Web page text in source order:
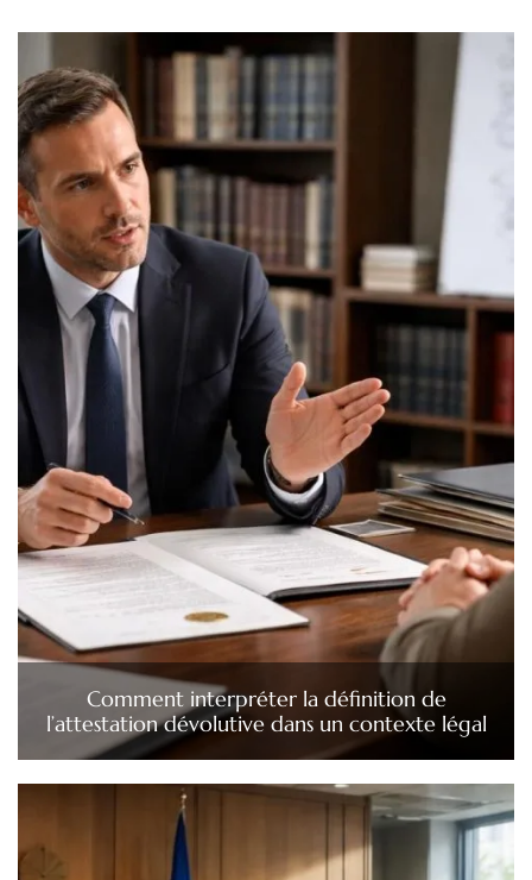
Comment interpréter la définition de
l’attestation dévolutive dans un contexte légal